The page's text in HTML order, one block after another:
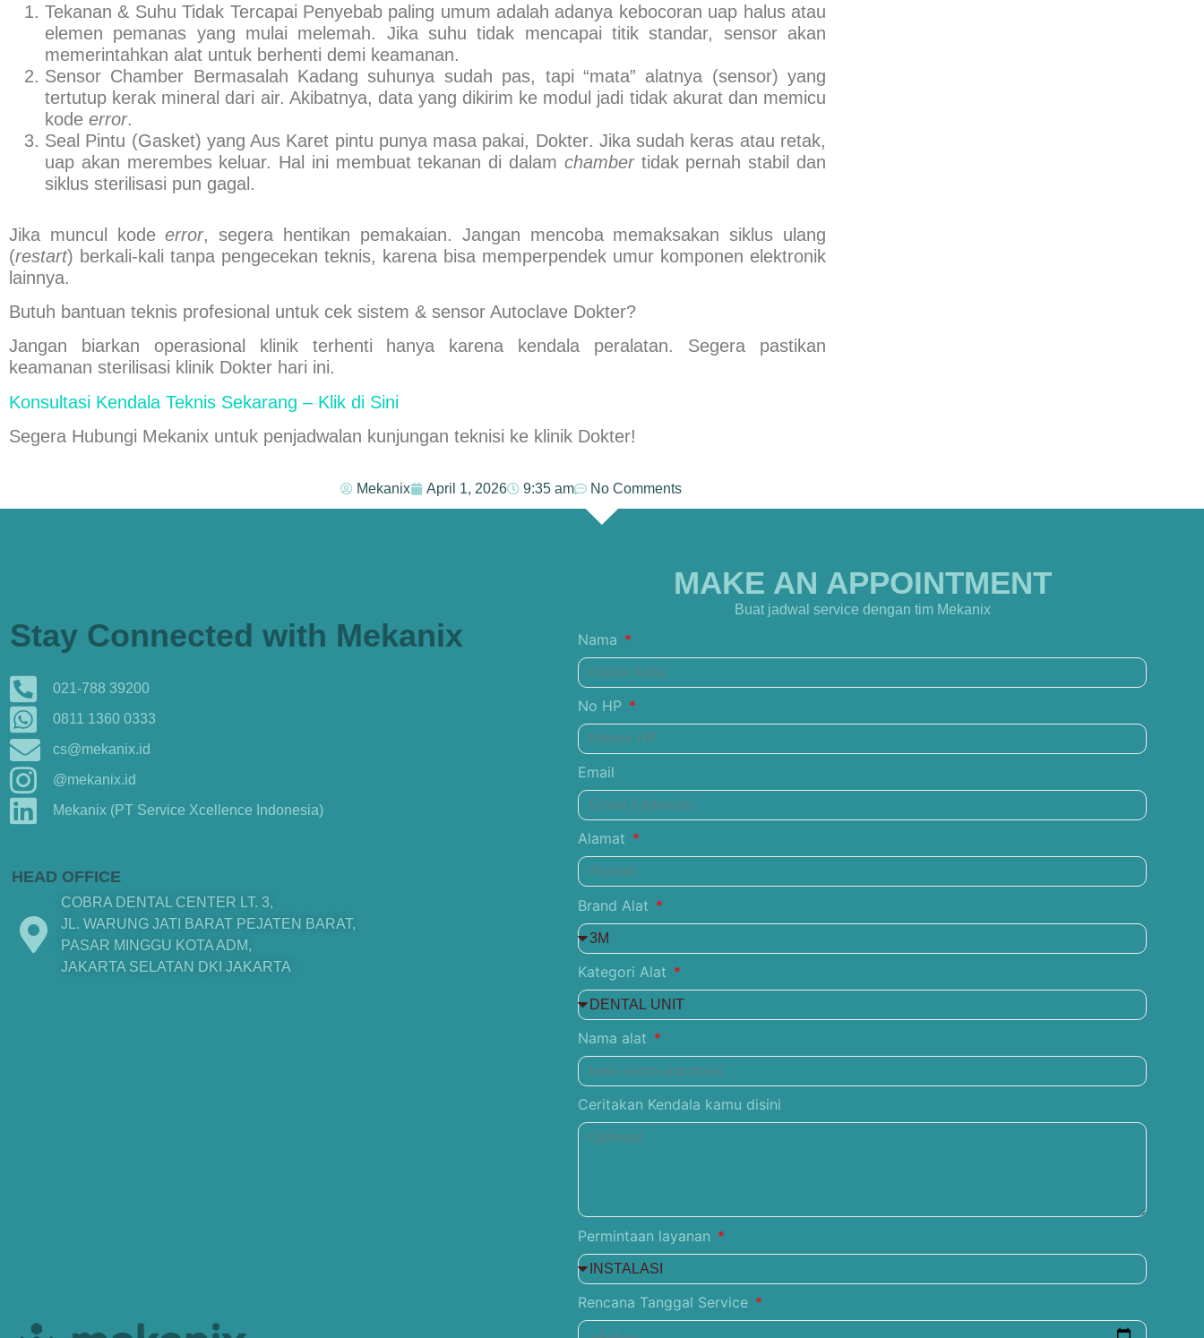
Tekanan & Suhu Tidak Tercapai Penyebab paling umum adalah adanya kebocoran uap halus atau
elemen pemanas yang mulai melemah. Jika suhu tidak mencapai titik standar, sensor akan
memerintahkan alat untuk berhenti demi keamanan.
Sensor Chamber Bermasalah Kadang suhunya sudah pas, tapi “mata” alatnya (sensor) yang
tertutup kerak mineral dari air. Akibatnya, data yang dikirim ke modul jadi tidak akurat dan memicu
kode error.
Seal Pintu (Gasket) yang Aus Karet pintu punya masa pakai, Dokter. Jika sudah keras atau retak,
uap akan merembes keluar. Hal ini membuat tekanan di dalam chambertidak pernah stabil dan
siklus sterilisasi pun gagal.
Jika muncul kodeerror,segera hentikan pemakaian. Jangan mencoba memaksakan siklus ulang
(restart) berkali-kali tanpa pengecekan teknis, karena bisa memperpendek umur komponen elektronik
lainnya.
Butuh bantuan teknis profesional untuk cek sistem & sensor Autoclave Dokter?
Jangan biarkan operasional klinik terhenti hanya karena kendala peralatan. Segera pastikan
keamanan sterilisasi klinik Dokter hari ini.
Konsultasi Kendala Teknis Sekarang – Klik di Sini
Segera Hubungi Mekanix untuk penjadwalan kunjungan teknisi ke klinik Dokter!
Mekanix April 1, 2026 9:35 am No Comments
021-788 39200
0811 1360 0333
cs@mekanix.id
@mekanix.id
Mekanix (PT Service Xcellence Indonesia)
Stay Connected with Mekanix
HEAD OFFICE
COBRA DENTAL CENTER LT. 3,
JL. WARUNG JATI BARAT PEJATEN BARAT,
PASAR MINGGU KOTA ADM,
JAKARTA SELATAN DKI JAKARTA
MAKE AN APPOINTMENT
Buat jadwal service dengan tim Mekanix
Nama
No HP
Email
Alamat
Brand Alat
Kategori Alat
Nama alat
Ceritakan Kendala kamu disini
Permintaan layanan
Rencana Tanggal Service